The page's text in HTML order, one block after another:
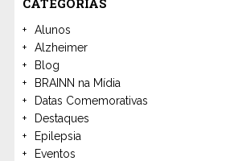
Alunos
Alzheimer
Blog
BRAINN na Mídia
Datas Comemorativas
Destaques
Epilepsia
Eventos